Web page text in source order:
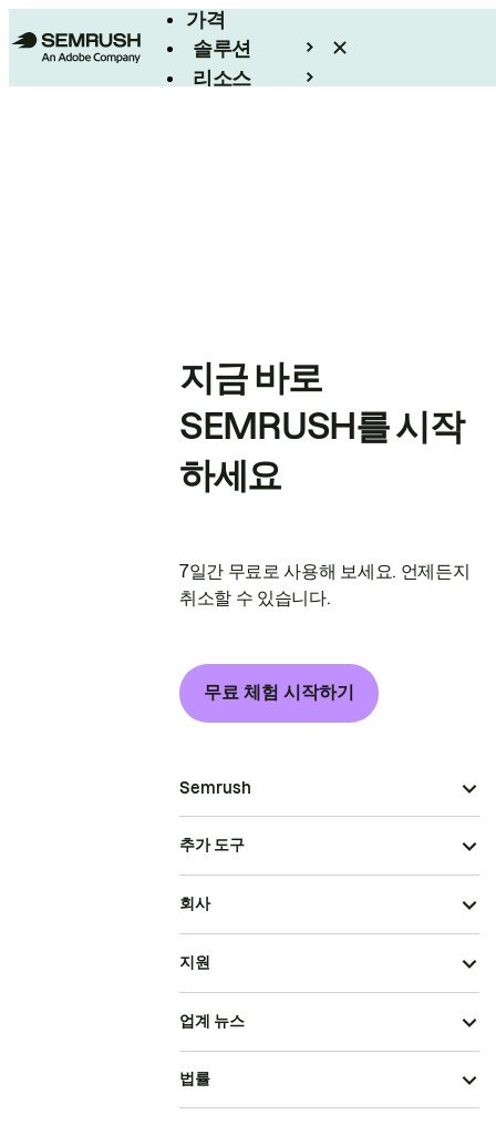
가격
솔루션
리소스
지금 바로
SEMRUSH를 시작
하세요
7일간 무료로 사용해 보세요. 언제든지
취소할 수 있습니다.
무료 체험 시작하기
Semrush
추가 도구
회사
지원
업계 뉴스
법률